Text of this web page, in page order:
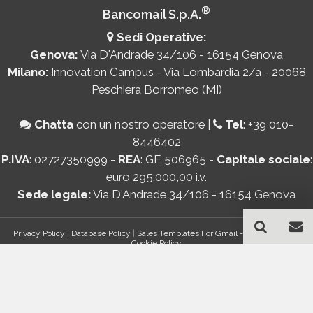
Bancomail S.p.A.®
Sedi Operative:
Genova: Via D'Andrade 34/106 - 16154 Genova
Milano: Innovation Campus - Via Lombardia 2/a - 20068
Peschiera Borromeo (MI)
Chatta con un nostro operatore | Tel: +39 010-
8446402
P.IVA: 02727350999 - REA: GE 506965 - Capitale sociale:
euro 295.000,00 i.v.
Sede legale:Via D'Andrade 34/106 - 16154 Genova
Privacy Policy | Database Policy | Sales Templates For Gmail - AddOn Policy|
Cookie Policy